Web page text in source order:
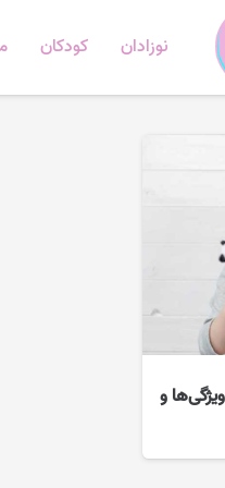
نوزادان کودکان
و